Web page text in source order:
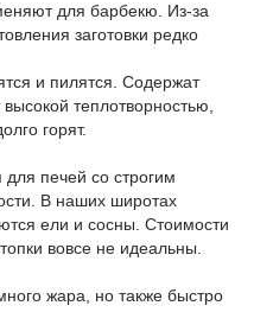
для барбекю. Из-за
заготовки редко
и пилятся. Содержат
теплотворностью,
горят.
печей со строгим
В наших широтах
ели и сосны. Стоимости
вовсе не идеальны.
жара, но также быстро